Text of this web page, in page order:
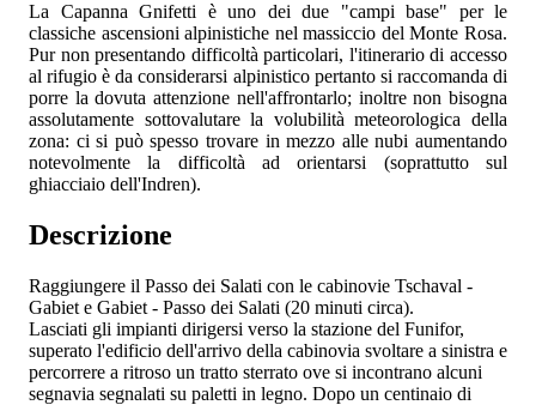
La Capanna Gnifetti è uno dei due "campi base" per le
classiche ascensioni alpinistiche nel massiccio del Monte Rosa.
Pur non presentando difficoltà particolari, l'itinerario di accesso
al rifugio è da considerarsi alpinistico pertanto si raccomanda di
porre la dovuta attenzione nell'affrontarlo; inoltre non bisogna
assolutamente sottovalutare la volubilità meteorologica della
zona: ci si può spesso trovare in mezzo alle nubi aumentando
notevolmente la difficoltà ad orientarsi (soprattutto sul
ghiacciaio dell'Indren).
Descrizione
Raggiungere il Passo dei Salati con le cabinovie Tschaval -
Gabiet e Gabiet - Passo dei Salati (20 minuti circa).
Lasciati gli impianti dirigersi verso la stazione del Funifor,
superato l'edificio dell'arrivo della cabinovia svoltare a sinistra e
percorrere a ritroso un tratto sterrato ove si incontrano alcuni
segnavia segnalati su paletti in legno. Dopo un centinaio di